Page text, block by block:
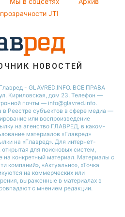
JTI
НОВОСТЕЙ
- GLAVRED.INFO. ВСЕ ПРАВА
Кириловская, дом 23. Телефон —
почты — info@glavred.info.
в Реестре cубъектов в сфере медиа —
или воспроизведение
на агенство ГЛАВРЕД, в каком-
материалов «Главред»
на «Главред». Для интернет-
для поисковых систем,
на конкретный материал. Материалы с
компаний», «Актуально», «Точка
на коммерческих или
выраженные в материалах в
с мнением редакции.